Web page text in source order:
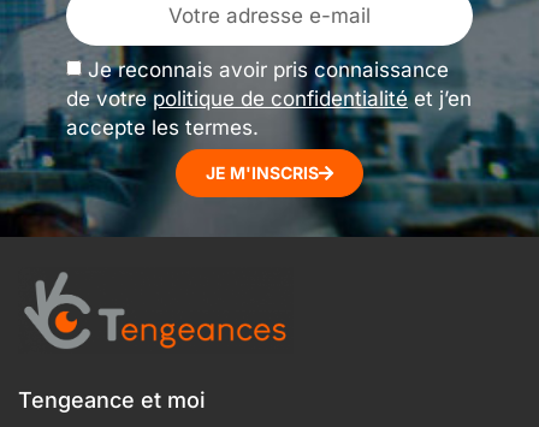
Je reconnais avoir pris connaissance
de votrepolitique de confidentialitéet j’en
accepte les termes.
JE M'INSCRIS
Tengeance et moi